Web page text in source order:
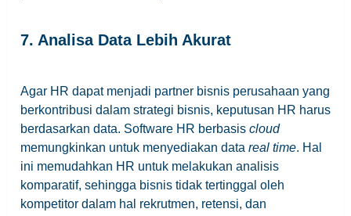
7. Analisa Data Lebih Akurat
Agar HR dapat menjadi partner bisnis perusahaan yang
berkontribusi dalam strategi bisnis, keputusan HR harus
berdasarkan data. Software HR berbasis cloud
memungkinkan untuk menyediakan data real time. Hal
ini memudahkan HR untuk melakukan analisis
komparatif, sehingga bisnis tidak tertinggal oleh
kompetitor dalam hal rekrutmen, retensi, dan